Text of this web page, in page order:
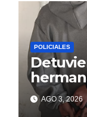
POLICIALES
matar a
AGO 3, 2026